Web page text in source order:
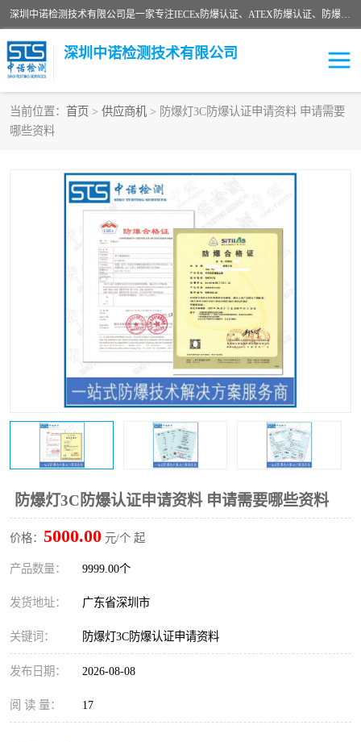
深圳中诺检测技术有限公司是一家专注IECEx防爆认证、ATEX防爆认证、防爆电气检测、防爆合格证、煤安认证等代理机构，可为客户提供从防爆设计、认证、现场检查、工程施工改造、培训等一站式服务。
深圳中诺检测技术有限公司
当前位置： 首页 > 供应商机 > 防爆灯3C防爆认证申请资料 申请需要
哪些资料
防爆灯3C防爆认证申请资料 申请需要哪些资料
价格： 5000.00 元/个 起
产品数量： 9999.00个
发货地址： 广东省深圳市
关键词： 防爆灯3C防爆认证申请资料
发布日期： 2026-08-08
阅 读 量： 17
ATEX防爆认证
防爆3C认证 现场防爆检测
煤安矿安
IECEx防爆认证 防爆设计
防爆资质证书 各国防爆认证
SIL认证
防爆电气检测机构 防爆合格证代理机构